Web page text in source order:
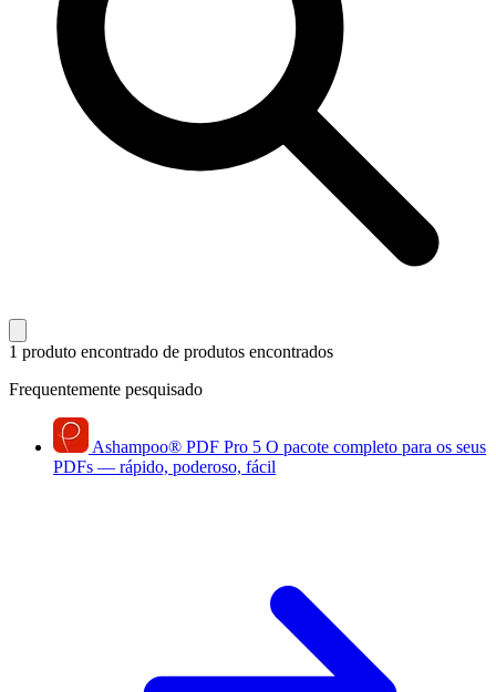
1 produto encontrado de produtos encontrados
Frequentemente pesquisado
Ashampoo® PDF Pro 5 O pacote completo para os seus
PDFs — rápido, poderoso, fácil